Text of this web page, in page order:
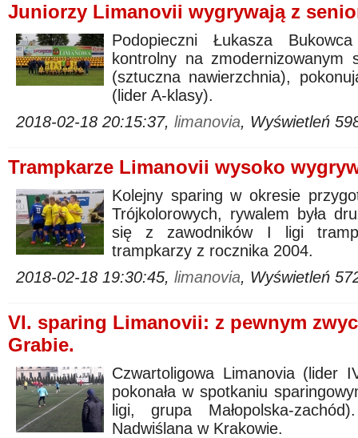
Juniorzy Limanovii wygrywają z
Podopieczni Łukasza
kontrolny na zmodernizowanym
(sztuczna nawierzchnia),
(lider A-klasy).
2018-02-18 20:15:37, limanovia, Wyświetleń
Trampkarze Limanovii wysoko
Kolejny sparing w okresie
Trójkolorowych, rywalem była
się z zawodników I ligi
trampkarzy z rocznika 2004.
2018-02-18 19:30:45, limanovia, Wyświetleń
VI. sparing Limanovii: z pewnym
Grabie.
Czwartoligowa Limanovia (lider
pokonała w spotkaniu
ligi, grupa Małopolska-
Nadwiślana w Krakowie.